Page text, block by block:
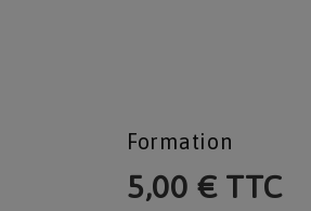
Formation
5,00 € TTC